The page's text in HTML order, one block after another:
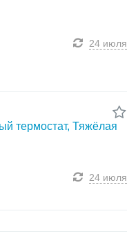
24 июля
термостат, Тяжёлая
24 июля